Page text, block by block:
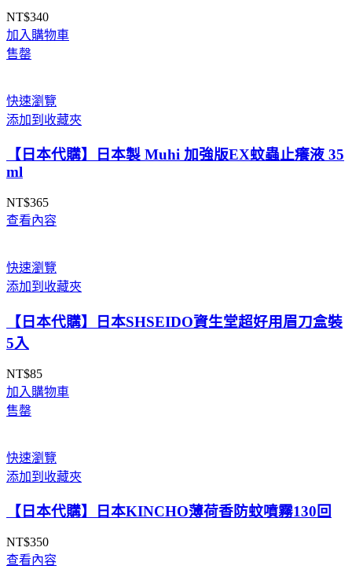
NT$340
加入購物車
售罄
快速瀏覽
添加到收藏夾
【日本代購】日本製 Muhi 加強版EX蚊蟲止癢液 35
ml
NT$365
查看內容
快速瀏覽
添加到收藏夾
【日本代購】日本SHSEIDO資生堂超好用眉刀盒裝
5入
NT$85
加入購物車
售罄
快速瀏覽
添加到收藏夾
【日本代購】日本KINCHO薄荷香防蚊噴霧130回
NT$350
查看內容